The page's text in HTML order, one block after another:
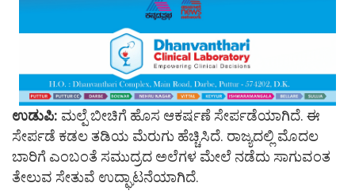
ಉಡುಪಿ: ಮಲ್ಪೆ ಬೀಚಿಗೆ ಹೊಸ ಆಕರ್ಷಣೆ ಸೇರ್ಪಡೆಯಾಗಿದೆ. ಈ
ಸೇರ್ಪಡೆ ಕಡಲ ತಡಿಯ ಮೆರುಗು ಹೆಚ್ಚಿಸಿದೆ. ರಾಜ್ಯದಲ್ಲಿ ಮೊದಲ
ಬಾರಿಗೆ ಎಂಬಂತೆ ಸಮುದ್ರದ ಅಲೆಗಳ ಮೇಲೆ ನಡೆದು ಸಾಗುವಂತ
ತೇಲುವ ಸೇತುವೆ ಉದ್ಘಾಟನೆಯಾಗಿದೆ.